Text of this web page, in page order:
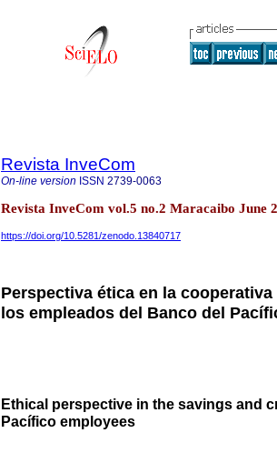
Revista InveCom
On-line version ISSN 2739-0063
Revista InveCom vol.5 no.2 Maracaibo June
https://doi.org/10.5281/zenodo.13840717
Perspectiva ética en la
los empleados del Banco del
Ethical perspective in the savings and
Pacífico employees